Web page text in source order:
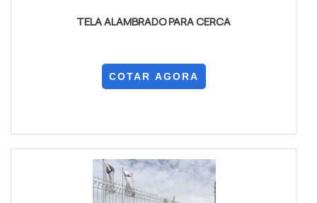
TELA ALAMBRADO PARA CERCA
COTAR AGORA